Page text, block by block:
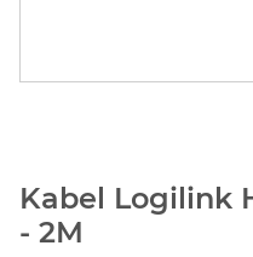
Kabel Logilink
- 2M